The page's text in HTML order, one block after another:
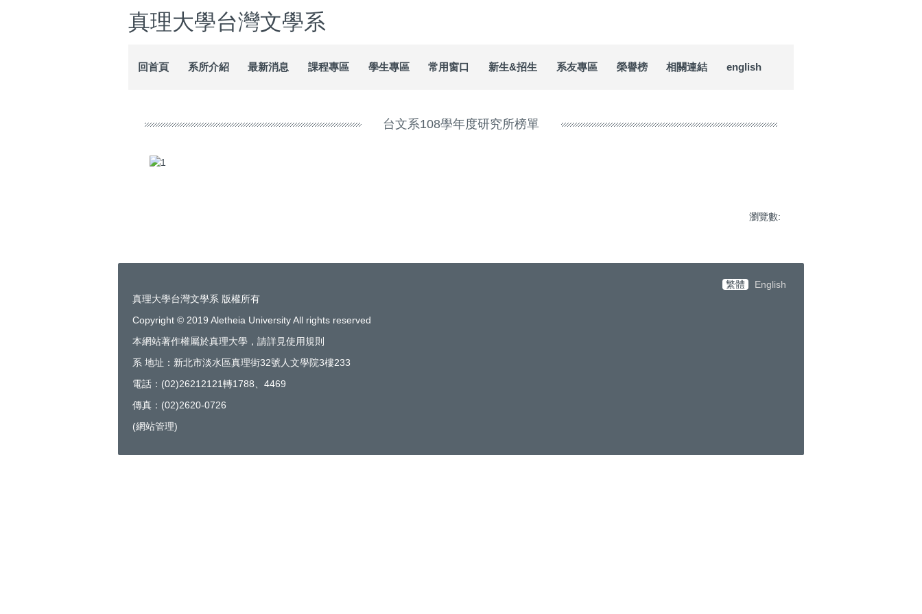
真理大學台灣文學系
回首頁 系所介紹 最新消息 課程專區 學生專區 常用窗口 新生&招生 系友專區 榮譽榜 相關連結 english
台文系108學年度研究所榜單
瀏覽數:
繁體
English
真理大學台灣文學系 版權所有
Copyright © 2019 Aletheia University All rights reserved
本網站著作權屬於真理大學，請詳見使用規則
系 地址：新北市淡水區真理街32號人文學院3樓233
電話：(02)26212121轉1788、4469
傳真：(02)2620-0726
(網站管理)